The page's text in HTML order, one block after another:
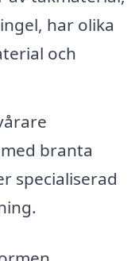
har olika
och
branta
specialiserad